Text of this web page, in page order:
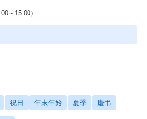
の開催や社内の技術ブログなど、スキルア
ことができる
クス制度などがあり、所定労働時間が7時間
フバランスをとりやすい
くフラットに交流や議論をすることができ
～15:00）
祝日 年末年始 夏季 慶弔